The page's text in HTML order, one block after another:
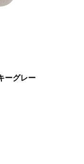
ーグレー